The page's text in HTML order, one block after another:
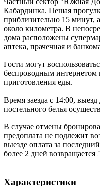
Частный сектор "Южная
Кабардинка. Пешая
приблизительно 15 минут,
около километра. В
дома расположены
аптека, прачечная и
Гости могут
беспроводным интернетом
приготовления еды.
Время заезда с 14:00,
постельного белья
В случае отмены
предоплата не подлежит
выезде оплата за
более 2 дней
Характеристики